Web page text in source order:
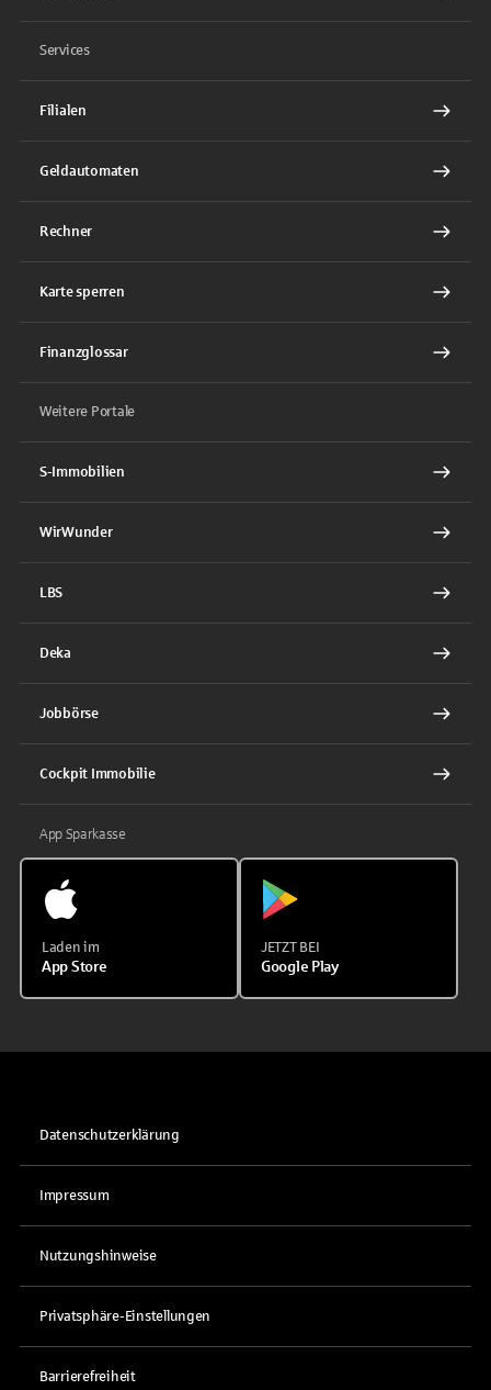
Services
Filialen
Geldautomaten
Rechner
Karte sperren
Finanzglossar
Weitere Portale
S-Immobilien
WirWunder
LBS
Deka
Jobbörse
Cockpit Immobilie
App Sparkasse
Laden im
App Store
JETZT BEI
Google Play
Datenschutzerklärung
Impressum
Nutzungshinweise
Privatsphäre-Einstellungen
Barrierefreiheit